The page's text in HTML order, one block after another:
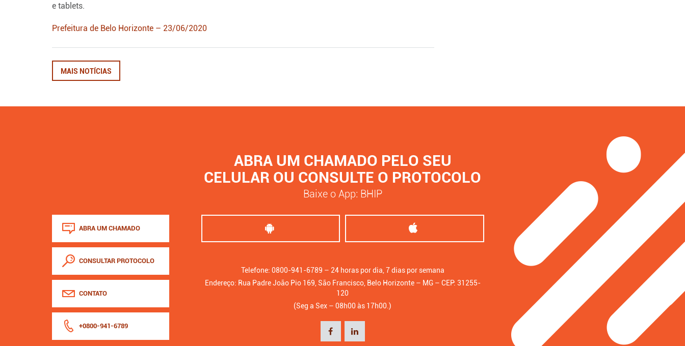
e tablets.
Prefeitura de Belo Horizonte – 23/06/2020
MAIS NOTÍCIAS
ABRA UM CHAMADO
CONSULTAR PROTOCOLO
CONTATO
+0800-941-6789
ABRA UM CHAMADO PELO SEU
CELULAR OU CONSULTE O PROTOCOLO
Baixe o App: BHIP
Telefone: 0800-941-6789 – 24 horas por dia, 7 dias por semana
Endereço: Rua Padre João Pio 169, São Francisco, Belo Horizonte – MG – CEP: 31255-
120
(Seg a Sex – 08h00 às 17h00.)